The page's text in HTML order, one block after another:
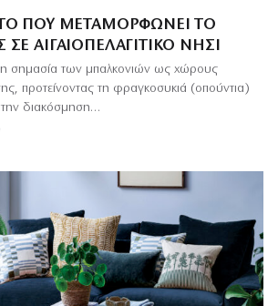
ΠΟΥ ΜΕΤΑΜΟΡΦΏΝΕΙ ΤΟ
ΑΙΓΑΙΟΠΕΛΑΓΊΤΙΚΟ ΝΗΣΊ
σημασία των μπαλκονιών ως χώρους
προτείνοντας τη φραγκοσυκιά (οπούντια)
διακόσμηση…